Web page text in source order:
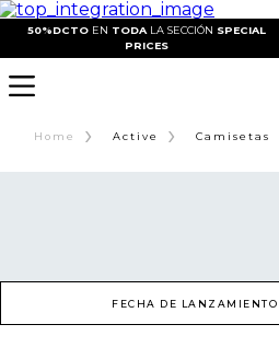
50%DCTO EN TODA LA SECCIÓN SPECIAL
PRICES
Home › Active › Camisetas
FECHA DE LANZAMIENTO